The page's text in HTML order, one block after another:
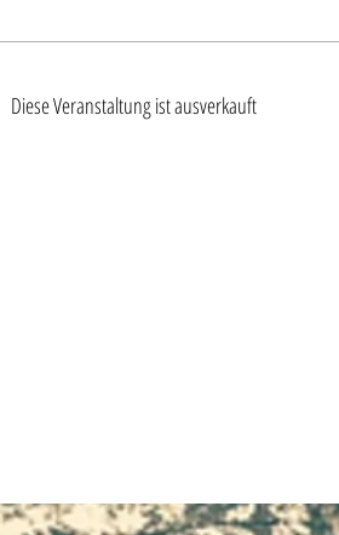
Diese Veranstaltung ist ausverkauft